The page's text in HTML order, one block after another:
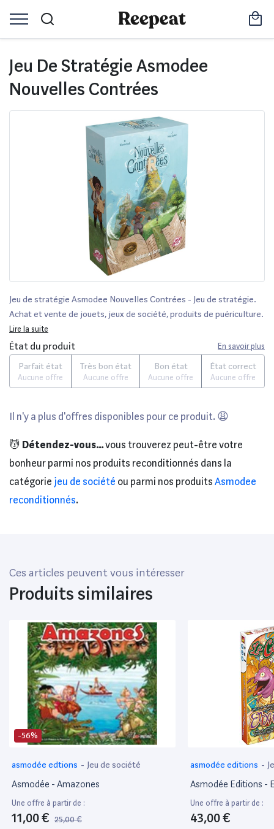
Jeu De Stratégie Asmodee
Nouvelles Contrées
Jeu de stratégie Asmodee Nouvelles Contrées - Jeu de stratégie.
Achat et vente de jouets, jeux de société, produits de puériculture.
Découvrez les Univers Playmobil, Légo, FisherPrice, Vtech ainsi que
les grandes marques de puériculture : Chicco, Bébé Confort, Mac
Laren, Babybjörn...
Lire la suite
État du produit En savoir plus
Parfait état
Aucune offre
Très bon état
Aucune offre
Bon état
Aucune offre
État correct
Aucune offre
Il n'y a plus d'offres disponibles pour ce produit. 😩
💆 Détendez-vous...vous trouverez peut-être votre
bonheur parmi nos produits reconditionnés dans la
catégorie jeu de société ou parmi nos produits Asmodee
reconditionnés.
Ces articles peuvent vous intéresser
Produits similaires
-56%
asmodée edtions - Jeu de société
Asmodée - Amazones
Une offre à partir de :
11,00 € 25,00 €
asmodée editions -
Asmodée Editions -
Une offre à partir de :
43,00 €